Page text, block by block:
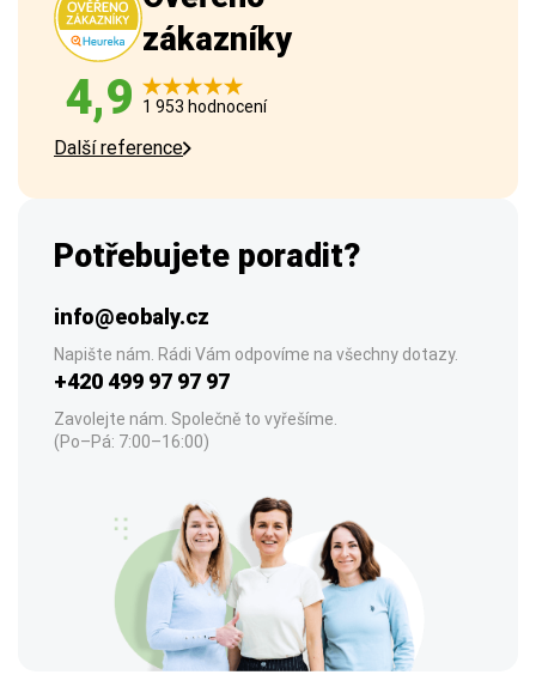
zákazníky
4,9 1 953 hodnocení
Další reference
Potřebujete poradit?
info@eobaly.cz
Napište nám. Rádi Vám odpovíme na všechny dotazy.
+420 499 97 97 97
Zavolejte nám. Společně to vyřešíme.
(Po–Pá: 7:00–16:00)